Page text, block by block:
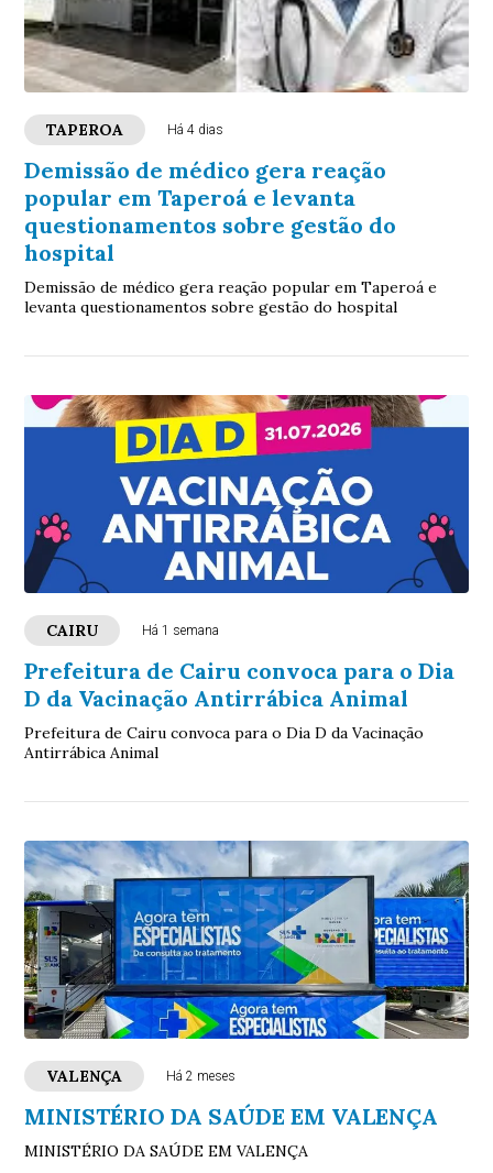
TAPEROA Há 4 dias
Demissão de médico gera reação
popular em Taperoá e levanta
questionamentos sobre gestão do
hospital
Demissão de médico gera reação popular em Taperoá e
levanta questionamentos sobre gestão do hospital
CAIRU Há 1 semana
Prefeitura de Cairu convoca para o Dia
D da Vacinação Antirrábica Animal
Prefeitura de Cairu convoca para o Dia D da Vacinação
Antirrábica Animal
VALENÇA Há 2 meses
MINISTÉRIO DA SAÚDE EM VALENÇA
MINISTÉRIO DA SAÚDE EM VALENÇA